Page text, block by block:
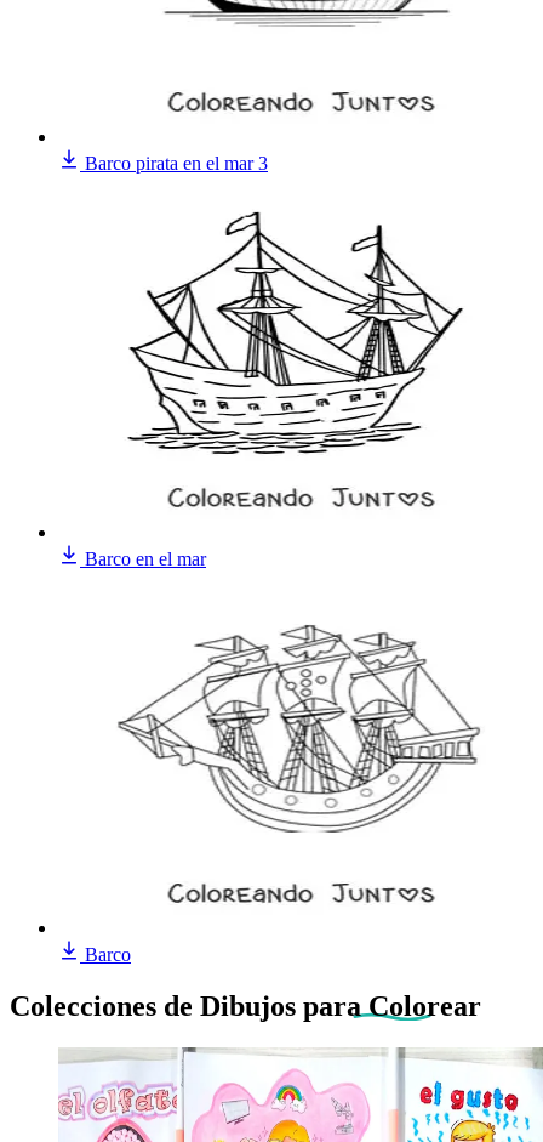
Barco pirata en el mar 3
Barco en el mar
Barco
Colecciones de Dibujos para Colorear